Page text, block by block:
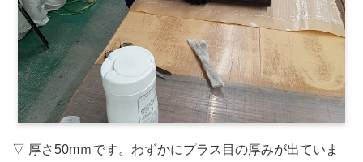
▽ 厚さ50mｍです。わずかにプラス目の厚みが出ていま